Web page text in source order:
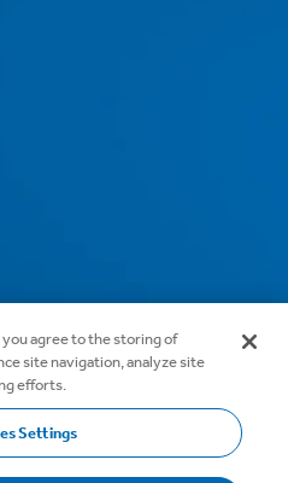
you agree to the storing of
site navigation, analyze site
efforts.
Settings